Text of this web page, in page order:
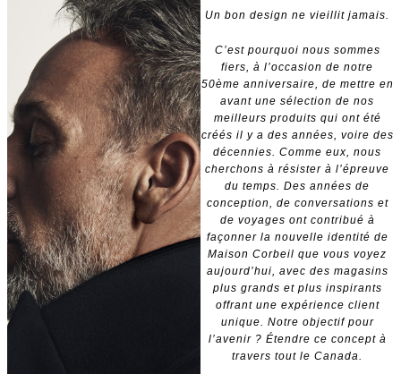
Un bon design ne vieillit jamais.
C’est pourquoi nous sommes
fiers, à l’occasion de notre
50ème anniversaire, de mettre en
avant une sélection de nos
meilleurs produits qui ont été
créés il y a des années, voire des
décennies. Comme eux, nous
cherchons à résister à l’épreuve
du temps. Des années de
conception, de conversations et
de voyages ont contribué à
façonner la nouvelle identité de
Maison Corbeil que vous voyez
aujourd’hui, avec des magasins
plus grands et plus inspirants
offrant une expérience client
unique. Notre objectif pour
l’avenir ? Étendre ce concept à
travers tout le Canada.